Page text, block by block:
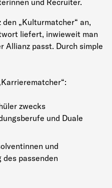
„Kulturmatcher“ an,
liefert, inwieweit man
Allianz passt. Durch simple
zwecks
und Duale
und
des passenden